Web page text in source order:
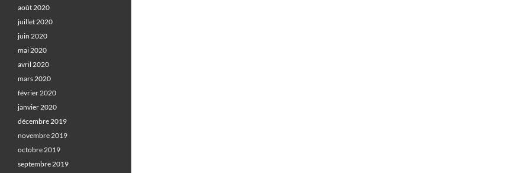
août 2020
juillet 2020
juin 2020
mai 2020
avril 2020
mars 2020
février 2020
janvier 2020
décembre 2019
novembre 2019
octobre 2019
septembre 2019